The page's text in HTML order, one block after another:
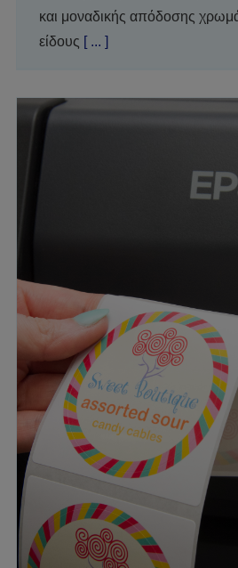
και μοναδικής απόδοσης
είδους [ ... ]